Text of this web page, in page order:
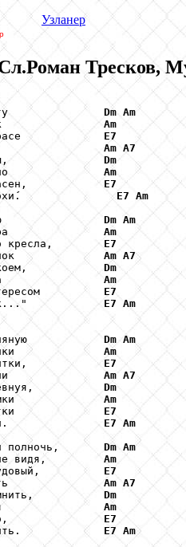
Узланер
Тресков,
планету Dm Am
ботинок Am
террасе E7
стихи Am A7
кометы, Dm
слепило Am
прекрасен, E7
. E7 Am
спиною Dm Am
забора Am
кресла, E7
чулок Am A7
покоем, Dm
беломора Am
интересом E7
дымок..." E7 Am
льняную Dm Am
портянки Am
и нитки, E7
привели Am A7
ревнуя, Dm
Am
открытки E7
земли. E7 Am
и полночь, Dm Am
не видя, Am
E7
учить Am A7
запомнить, Dm
сидя Am
слово, E7
E7 Am